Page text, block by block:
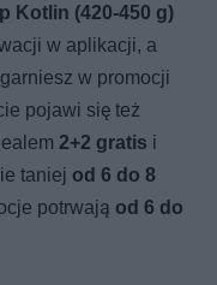
Kotlin (420-450 g)
w aplikacji, a
w promocji
pojawi się też
2+2 gratis i
taniej od 6 do 8
potrwają od 6 do